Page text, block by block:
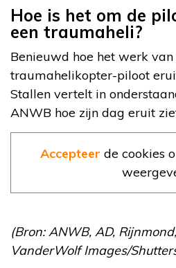
Hoe is het om de
een traumaheli?
Benieuwd hoe het werk van
traumahelikopter-piloot
Stallen vertelt in
ANWB hoe zijn dag eruit
Accepteer de cookies
(Bron: ANWB, AD,
VanderWolf Images/